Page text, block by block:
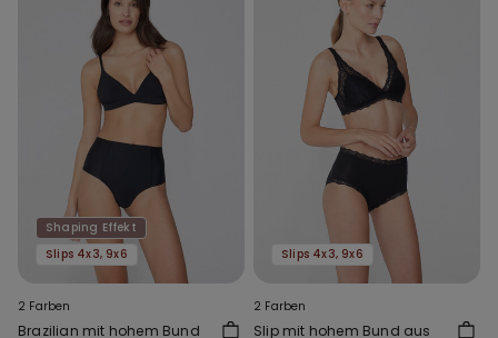
Shaping Effekt
Slips 4x3, 9x6
2 Farben
Brazilian mit hohem Bund
Slips 4x3, 9x6
2 Farben
Slip mit hohem Bund aus